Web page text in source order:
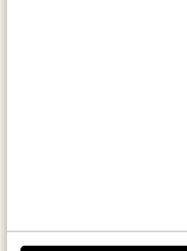
Grüntee, Dose, 70 g